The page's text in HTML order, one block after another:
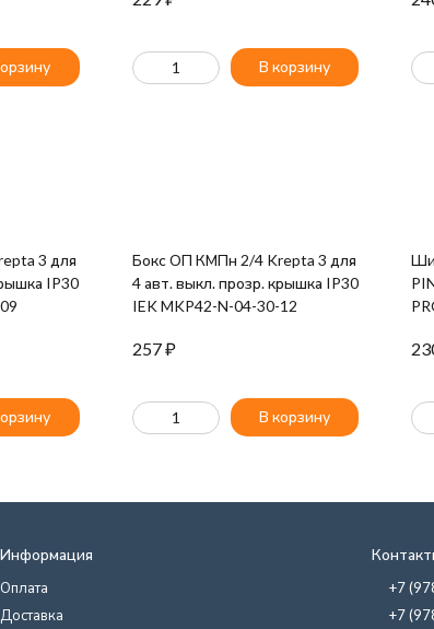
В корзину
3 для
IP30
Бокс ОП КМПн 2/4 Krepta 3 для
4 авт. выкл. прозр. крышка IP30
IEK MKP42-N-04-30-12
257₽
В корзину
Информация
Оплата
Доставка
+7
+7